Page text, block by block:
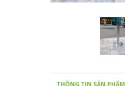
THÔNG TIN SẢN PHẨM